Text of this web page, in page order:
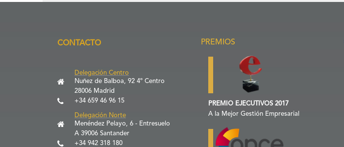
CONTACTO
Delegación Centro
Nuñez de Balboa, 92 4º Centro
28006 Madrid
+34 659 46 96 15
Delegación Norte
Menéndez Pelayo, 6 - Entresuelo
A 39006 Santander
+34 942 318 180
PREMIOS
PREMIO EJECUTIVOS 2017
A la Mejor Gestión Empresarial